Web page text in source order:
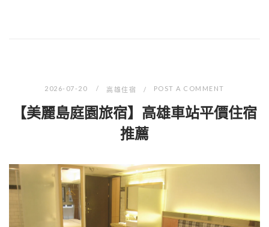
2026-07-20 高雄住宿 POST A COMMENT
【美麗島庭園旅宿】高雄車站平價住宿
推薦